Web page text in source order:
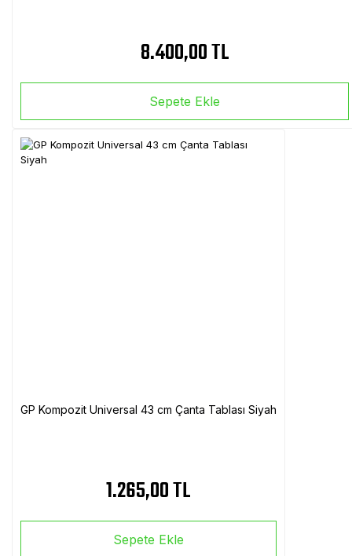
8.400,00 TL
Sepete Ekle
GP Kompozit Universal 43 cm Çanta Tablası Siyah
1.265,00 TL
Sepete Ekle